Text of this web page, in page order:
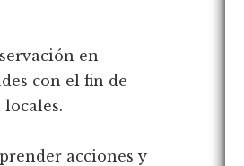
en
con el fin de
acciones y